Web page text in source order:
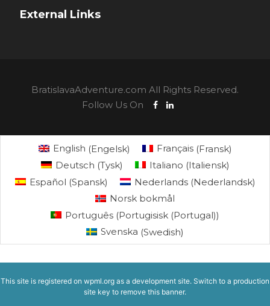
External Links
BratislavaAdventure.com All Rights Reserved.
Follow Us On
English (Engelsk) Français(Fransk)
Deutsch (Tysk) Italiano (Italiensk)
Español (Spansk) Nederlands(Nederlandsk)
Norsk bokmål
Português (Portugisisk (Portugal))
Svenska (Swedish)
This site is registered on wpml.org as a development site. Switch to a production
site key to remove this banner.